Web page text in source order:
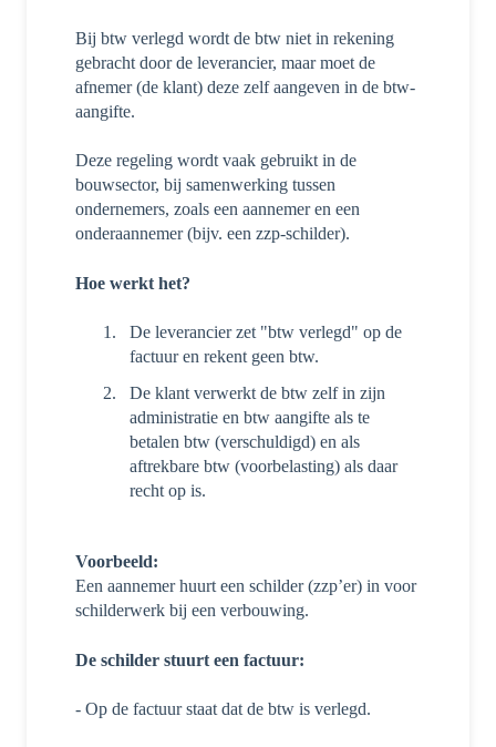
Bij btw verlegd wordt de btw niet in rekening
gebracht door de leverancier, maar moet de
afnemer (de klant) deze zelf aangeven in de btw-
aangifte.
Deze regeling wordt vaak gebruikt in de
bouwsector, bij samenwerking tussen
ondernemers, zoals een aannemer en een
onderaannemer (bijv. een zzp-schilder).
Hoe werkt het?
De leverancier zet "btw verlegd" op de
factuur en rekent geen btw.
De klant verwerkt de btw zelf in zijn
administratie en btw aangifte als te
betalen btw (verschuldigd) en als
aftrekbare btw (voorbelasting) als daar
recht op is.
Voorbeeld:
Een aannemer huurt een schilder (zzp’er) in voor
schilderwerk bij een verbouwing.
De schilder stuurt een factuur:
- Op de factuur staat dat de btw is verlegd.